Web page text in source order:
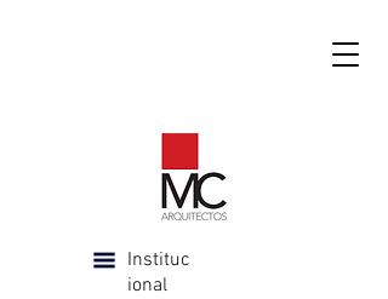
Instituc
ional